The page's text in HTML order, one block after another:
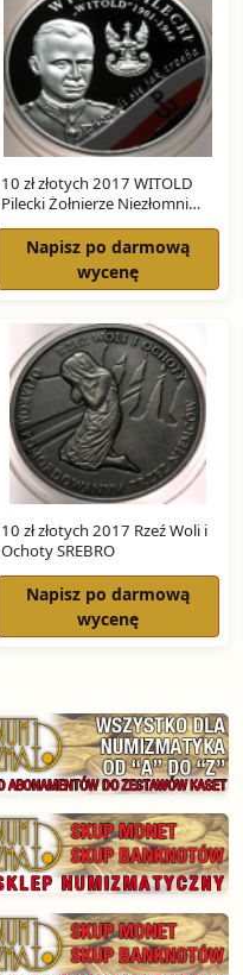
10 zł złotych 2017 WITOLD
Pilecki Żołnierze Niezłomni
SREBRO
Napisz po darmową
wycenę
10 zł złotych 2017 Rzeź Woli i
Ochoty SREBRO
Napisz po darmową
wycenę